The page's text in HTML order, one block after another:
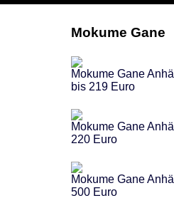
Mokume Gane
Mokume Gane
bis 219 Euro
Mokume Gane
220 Euro
Mokume Gane
500 Euro